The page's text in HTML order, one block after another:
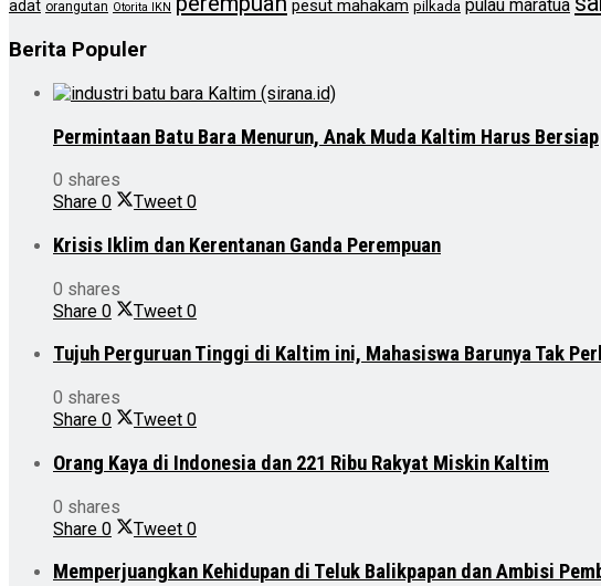
adat orangutan Otorita IKN pesut mahakam pilkada pulau maratua
Berita Populer
Permintaan Batu Bara Menurun, Anak Muda Kaltim Harus Bersiap
0 shares
Share 0 Tweet 0
Krisis Iklim dan Kerentanan Ganda Perempuan
0 shares
Share 0 Tweet 0
Tujuh Perguruan Tinggi di Kaltim ini, Mahasiswa Barunya Tak
0 shares
Share 0 Tweet 0
Orang Kaya di Indonesia dan 221 Ribu Rakyat Miskin Kaltim
0 shares
Share 0 Tweet 0
Memperjuangkan Kehidupan di Teluk Balikpapan dan Ambisi